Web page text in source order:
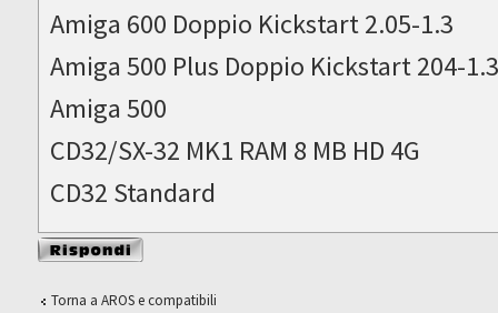
Amiga 600 Doppio Kickstart 2.05-1.3
Amiga 500 Plus Doppio Kickstart 204-
Amiga 500
CD32/SX-32 MK1 RAM 8 MB HD 4G
CD32 Standard
Rispondi al
messaggio
Torna a AROS e compatibili